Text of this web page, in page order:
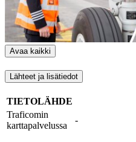
Avaa kaikki
Lähteet ja lisätiedot
TIETOLÄHDE
Traficomin
karttapalvelussa
-